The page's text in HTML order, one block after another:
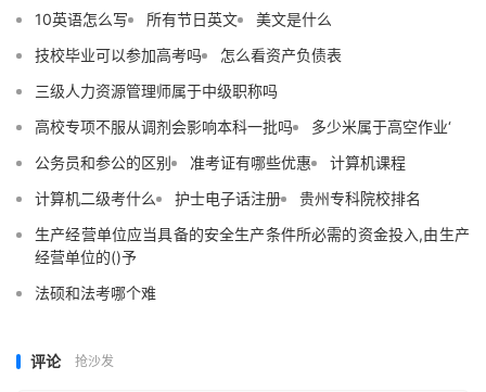
10英语怎么写 所有节日英文
美文是什么
技校毕业可以参加高考吗
怎么看资产负债表
三级人力资源管理师属于中级职称吗
高校专项不服从调剂会影响本科一批吗
多少米属于高空作业‘
公务员和参公的区别
准考证有哪些优惠
计算机课程
计算机二级考什么
护士电子话注册
贵州专科院校排名
生产经营单位应当具备的安全生产条件所必需的资金投入,由生产
经营单位的()予
法硕和法考哪个难
评论 抢沙发